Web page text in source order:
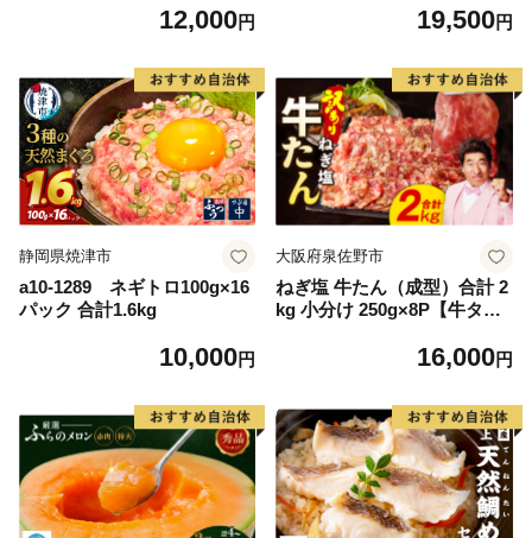
毛和牛 ブランド牛 九州 ハン
(H083106)
12,000円 19,500円
静岡県焼津市
a10-1289 ネギトロ100g×16
パック 合計1.6kg
10,000円
大阪府泉佐野市
ねぎ塩 牛たん（成型）合計 2
kg 小分け 250g×8P【牛タン
16,000円